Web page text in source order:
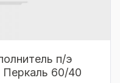
п/э
Перкаль 60/40